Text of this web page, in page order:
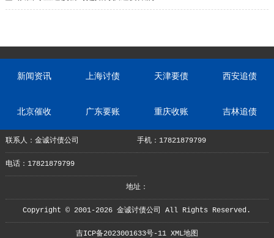
新闻资讯 上海讨债 天津要债 西安追债
北京催收 广东要账 重庆收账 吉林追债
联系人：金诚讨债公司 手机：17821879799
电话：17821879799
地址：
Copyright © 2001-2026 金诚讨债公司 All Rights Reserved.
吉ICP备2023001633号-11 XML地图